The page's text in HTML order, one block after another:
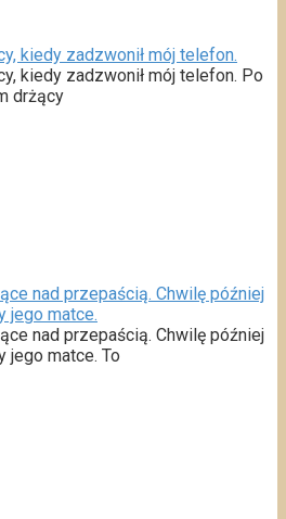
kiedy zadzwonił mój telefon.
kiedy zadzwonił mój telefon. Po
drżący
nad przepaścią. Chwilę później
jego matce.
nad przepaścią. Chwilę później
jego matce. To